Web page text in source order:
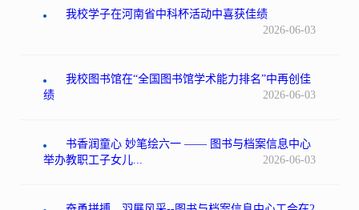
我校学子在河南省中科杯活动中喜获佳绩
2026-06-03
我校图书馆在“全国图书馆学术能力排名”中再创佳
绩
2026-06-03
书香润童心 妙笔绘六一 —— 图书与档案信息中心
举办教职工子女儿...
2026-06-03